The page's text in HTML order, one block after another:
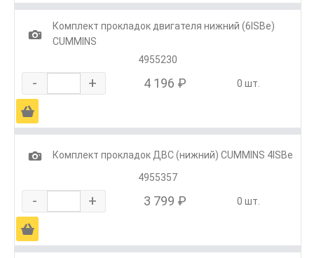
1
Комплект прокладок двигателя нижний (6ISBe)
CUMMINS
4955230
- + 4 196 ₽ 0 шт.
Ä
1
Комплект прокладок ДВС (нижний) CUMMINS 4ISBe
4955357
- + 3 799 ₽ 0 шт.
Ä